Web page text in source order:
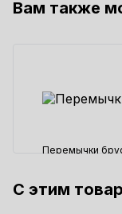
Вам также
Перемычки
2689 ₽
С этим